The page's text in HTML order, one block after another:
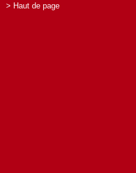
> Haut de page